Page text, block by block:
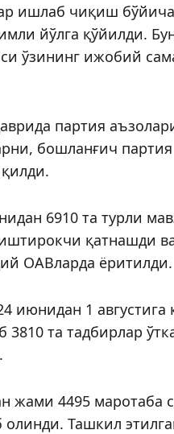
ишлаб чиқиш
йўлга қўйилди.
ўзининг ижобий
партия
бошланғич партия
6910 та турли
қатнаш­­ди
ОАВларда ёритилди.
1 августига
та тадбирлар
жами 4495 маротаба
Ташкил